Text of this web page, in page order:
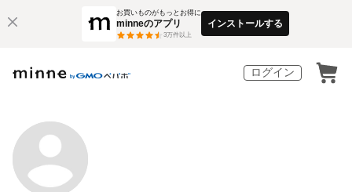
お買いものがもっとお得に
minneのアプリ
3万件以上
インストールする
ログイン